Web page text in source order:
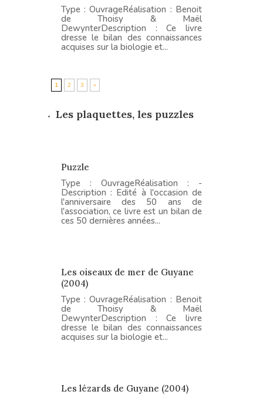
Type : OuvrageRéalisation : Benoit
de Thoisy & Maël
DewynterDescription : Ce livre
dresse le bilan des connaissances
acquises sur la biologie et...
1 2 3 »
Les plaquettes, les puzzles
Puzzle
Type : OuvrageRéalisation : -
Description : Edité à l'occasion de
l'anniversaire des 50 ans de
l'association, ce livre est un bilan de
ces 50 dernières années...
Les oiseaux de mer de Guyane
(2004)
Type : OuvrageRéalisation : Benoit
de Thoisy & Maël
DewynterDescription : Ce livre
dresse le bilan des connaissances
acquises sur la biologie et...
Les lézards de Guyane (2004)